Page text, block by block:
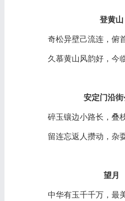
登黄山
奇松异壁己流连，俯
久慕黄山风韵好，今
安定门沿街
碎玉镶边小路长，叠
留连忘返人攒动，杂
望月
中华有玉千千万，最